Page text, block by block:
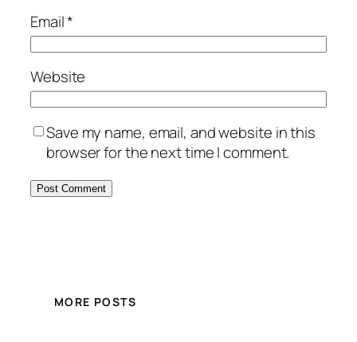
Email*
Website
Save my name, email, and website in this
browser for the next time I comment.
MORE POSTS